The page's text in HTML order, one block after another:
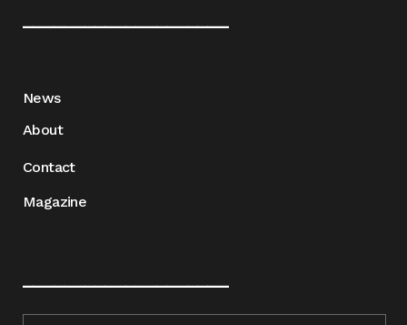
News
About
Contact
Magazine